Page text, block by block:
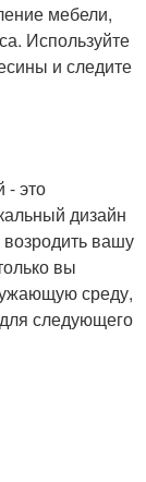
мебели,
Используйте
и следите
- это
дизайн
возродить вашу
вы
среду,
следующего